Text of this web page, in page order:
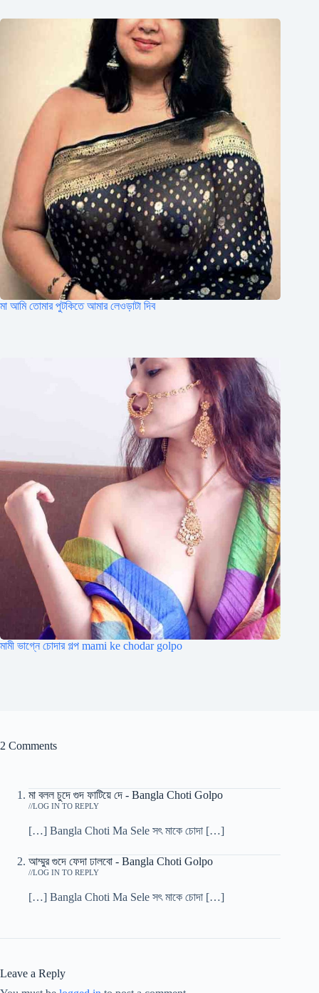
মা আমি তোমার পুটকিতে আমার লেওড়াটা দিব
মামী ভাগ্নে চোদার গল্প mami ke chodar golpo
2 Comments
মা বলল চুদে গুদ ফাটিয়ে দে - Bangla Choti Golpo
/ LOG IN TO REPLY
[…] Bangla Choti Ma Sele সৎ মাকে চোদা […]
আম্মুর গুদে ফেদা ঢালবো - Bangla Choti Golpo
/ LOG IN TO REPLY
[…] Bangla Choti Ma Sele সৎ মাকে চোদা […]
Leave a Reply